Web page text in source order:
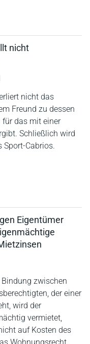
nicht
nicht das
Freund zu dessen
für das mit einer
Schließlich wird
Sport-Cabrios.
Eigentümer
zwischen
der einer
wird der
vermietet,
auf Kosten des
Wohnungsrecht